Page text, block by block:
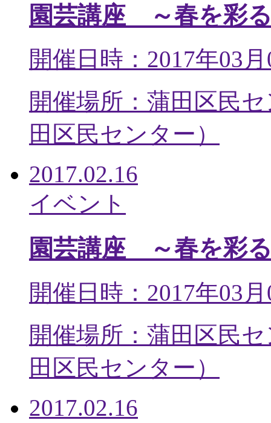
園芸講座 ～春を彩
開催日時：2017年03
開催場所：蒲田区民
田区民センター ）
2017.02.16
イベント
園芸講座 ～春を彩
開催日時：2017年03
開催場所：蒲田区民
田区民センター ）
2017.02.16